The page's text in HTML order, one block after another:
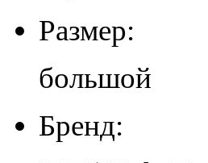
Размер:
большой
Бренд: